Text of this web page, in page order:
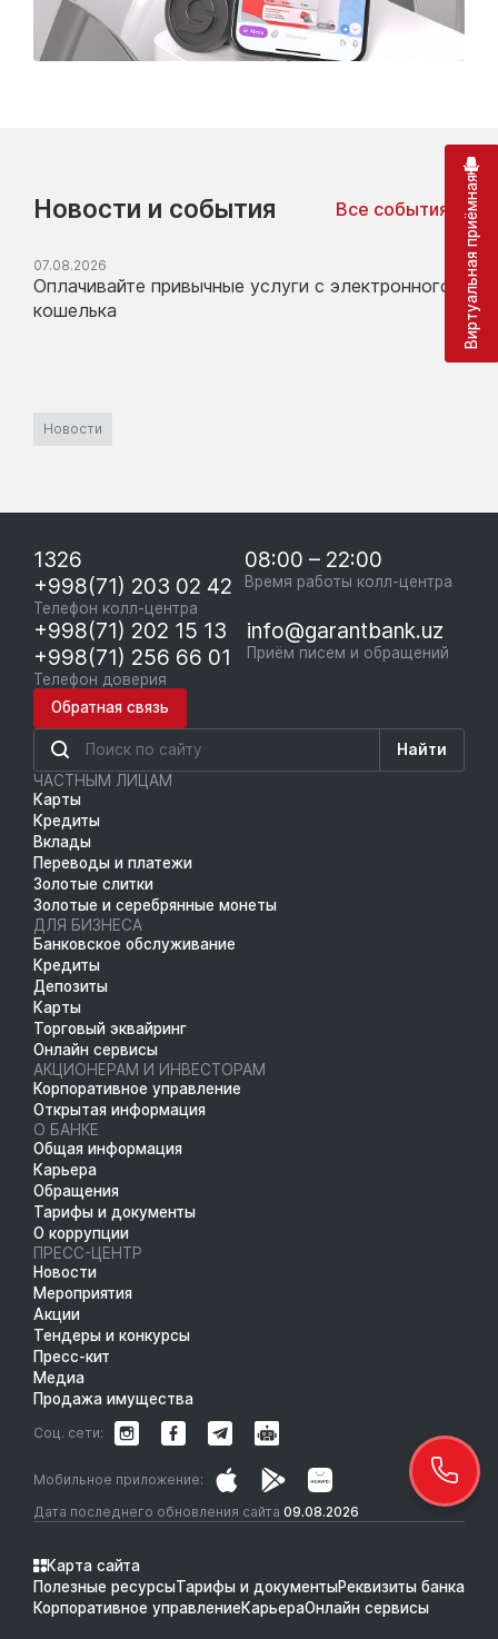
Новости и события Все события
07.08.2026
Оплачивайте привычные услуги с электронного
кошелька
Новости
1326
+998(71) 203 02 42
Телефон колл-центра
08:00 – 22:00
Время работы колл-центра
+998(71) 202 15 13
+998(71) 256 66 01
Телефон доверия
info@garantbank.uz
Приём писем и обращений
Обратная связь
Найти
ЧАСТНЫМ ЛИЦАМ
Карты
Кредиты
Вклады
Переводы и платежи
Золотые слитки
Золотые и серебрянные монеты
ДЛЯ БИЗНЕСА
Банковское обслуживание
Кредиты
Депозиты
Карты
Торговый эквайринг
Онлайн сервисы
АКЦИОНЕРАМ И ИНВЕСТОРАМ
Корпоративное управление
Открытая информация
О БАНКЕ
Общая информация
Карьера
Обращения
Тарифы и документы
О коррупции
ПРЕСС-ЦЕНТР
Новости
Мероприятия
Акции
Тендеры и конкурсы
Пресс-кит
Медиа
Продажа имущества
Дата последнего обновления сайта 09.08.2026
Мобильное приложение:
Соц. сети:
Карта сайта
Полезные ресурсыТарифы и документыРеквизиты банка
Корпоративное управлениеКарьераОнлайн сервисы
Виртуальная приёмная